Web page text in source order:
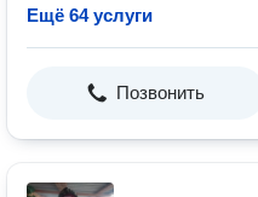
Ещё 64 услуги
Позвонить